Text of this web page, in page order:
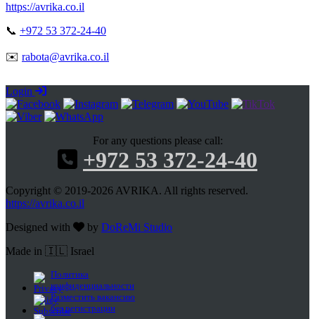
https://avrika.co.il
📞 +972 53 372-24-40
✉️ rabota@avrika.co.il
Login
For any questions please call:
+972 53 372-24-40
Copyright © 2019-2026 AVRIKA. All rights reserved.
https://avrika.co.il
Designed with
by DoReMi Studio
Made in 🇮🇱 Israel
Политика
конфиденциальности
Разместить вакансию
без регистрации